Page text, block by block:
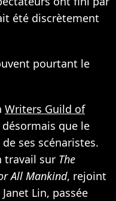
été discrètement
pourtant le
Writers Guild of
que le
ses scénaristes.
travail sur The
All Mankind, rejoint
Lin, passée